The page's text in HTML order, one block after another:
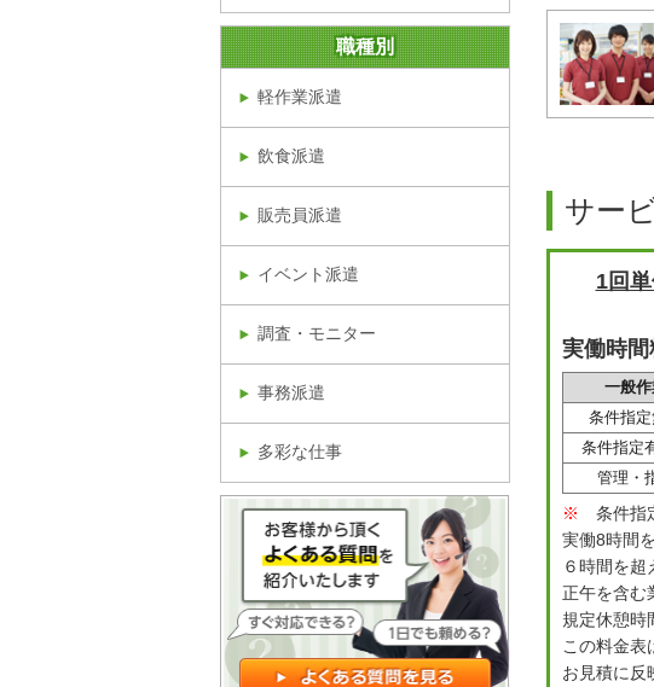
サー
1回
実働時
一般
条件指定
条件指定
管理・
※
条件指
実働8時間
６時間を超
正午を含む
規定休憩時
この料金表
お見積に反
職種別
軽作業派遣
飲食派遣
販売員派遣
イベント派遣
調査・モニター
事務派遣
多彩な仕事